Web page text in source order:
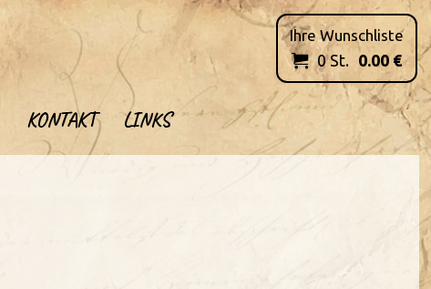
KONTAKT LINKS
Ihre Wunschliste
 0St. 0.00 €